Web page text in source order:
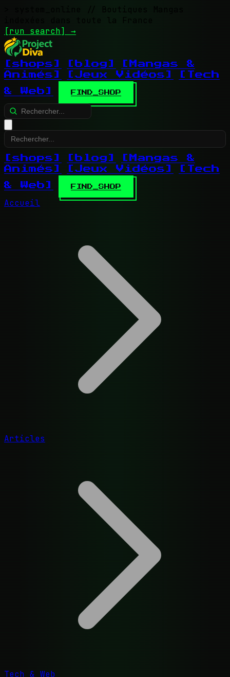
// Boutiques Mangas
indexées dans toute la France
[run search] →
[shops] [blog]
[Mangas &
Animés]
[Jeux Vidéos]
[Tech
& Web]
FIND_SHOP
[shops] [blog]
[Mangas &
Animés]
[Jeux Vidéos]
[Tech
& Web]
FIND_SHOP
Accueil
Articles
Tech & Web